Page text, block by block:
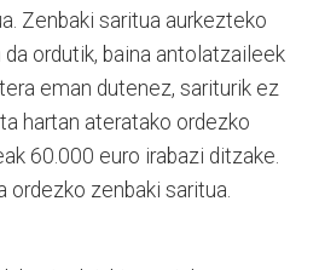
Zenbaki saritua aurkezteko
ordutik, baina antolatzaileek
eman dutenez, sariturik ez
hartan ateratako ordezko
60.000 euro irabazi ditzake.
ordezko zenbaki saritua.